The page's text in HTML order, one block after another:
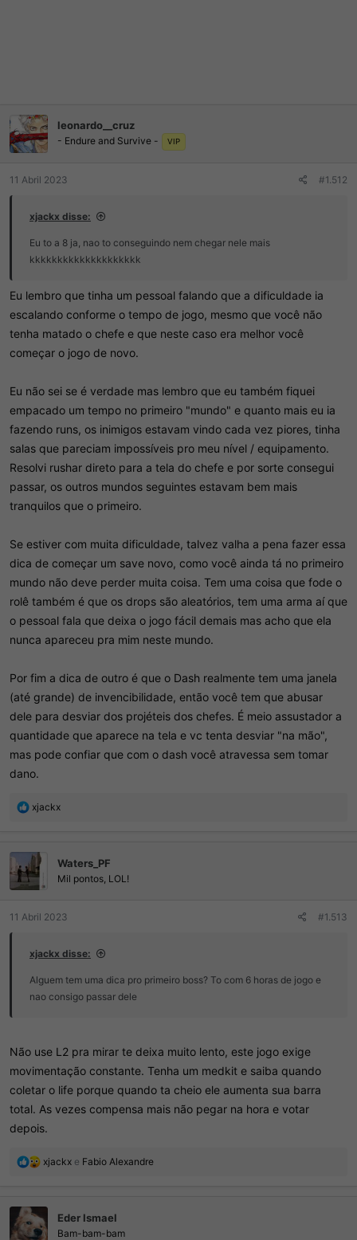
leonardo__cruz
- Endure and Survive - VIP
11 Abril 2023 #1.512
xjackx disse:
Eu to a 8 ja, nao to conseguindo nem chegar nele mais
kkkkkkkkkkkkkkkkkkkk
Eu lembro que tinha um pessoal falando que a dificuldade ia
escalando conforme o tempo de jogo, mesmo que você não
tenha matado o chefe e que neste caso era melhor você
começar o jogo de novo.
Eu não sei se é verdade mas lembro que eu também fiquei
empacado um tempo no primeiro "mundo" e quanto mais eu ia
fazendo runs, os inimigos estavam vindo cada vez piores, tinha
salas que pareciam impossíveis pro meu nível / equipamento.
Resolvi rushar direto para a tela do chefe e por sorte consegui
passar, os outros mundos seguintes estavam bem mais
tranquilos que o primeiro.
Se estiver com muita dificuldade, talvez valha a pena fazer essa
dica de começar um save novo, como você ainda tá no primeiro
mundo não deve perder muita coisa. Tem uma coisa que fode o
rolê também é que os drops são aleatórios, tem uma arma aí que
o pessoal fala que deixa o jogo fácil demais mas acho que ela
nunca apareceu pra mim neste mundo.
Por fim a dica de outro é que o Dash realmente tem uma janela
(até grande) de invencibilidade, então você tem que abusar
dele para desviar dos projéteis dos chefes. É meio assustador a
quantidade que aparece na tela e vc tenta desviar "na mão",
mas pode confiar que com o dash você atravessa sem tomar
dano.
R
ç
õ
e
s
xjackx
Waters_PF
Mil pontos, LOL!
11 Abril 2023 #1.513
xjackx disse:
Alguem tem uma dica pro primeiro boss? To com 6 horas de jogo e
nao consigo passar dele
Não use L2 pra mirar te deixa muito lento, este jogo exige
movimentação constante. Tenha um medkit e saiba quando
coletar o life porque quando ta cheio ele aumenta sua barra
total. As vezes compensa mais não pegar na hora e votar
depois.
R
ç
õ
e
xjackx e Fabio Alexandre
Eder Ismael
Bam-bam-bam